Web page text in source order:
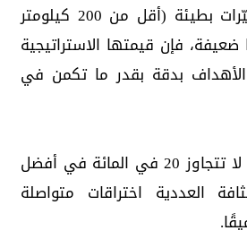
ورغم أن هذه المسيّرات بطيئة (أقل من 200 كيلومتر
فإن قيمتها الاستراتيجية
بدقة بقدر ما تكمن في
وحتى مع نسب نجاح لا تتجاوز 20 في المائة في أفضل
العددية اختراقات متواصلة